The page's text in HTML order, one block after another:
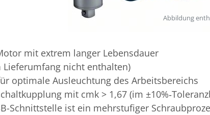
Abbildung
mit extrem langer Lebensdauer
Lieferumfang nicht enthalten)
optimale Ausleuchtung des Arbeitsbereichs
mit cmk > 1,67 (im
Schnittstelle ist ein mehrstufiger